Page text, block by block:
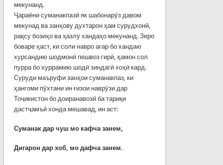
мекунанд.
Ҷараёни суманакпазӣ як шабонарӯз давом
мекунад ва занҳову духтарон ҳам сурудхонӣ,
рақсу бозиҳо ва ҳазлу хандаҳо мекунанд. Зеро
боваре ҳаст, ки соли навро агар бо хандаю
хурсандию шодмонӣ пешвоз гирӣ, ҳамон сол
пурра бо хуррамию шодӣ зиндагӣ хоҳӣ кард.
Суруди маъруфи занҳои суманакпаз, ки
ҳангоми пӯхтани ин ғизои наврӯзи дар
Тоҷикистон бо доиранавозӣ ба тариқи
дастҷамъӣ хонда мешавад, ин аст:
Суманак дар чуш мо кафча занем,
Дигарон дар хоб, мо дафча занем.